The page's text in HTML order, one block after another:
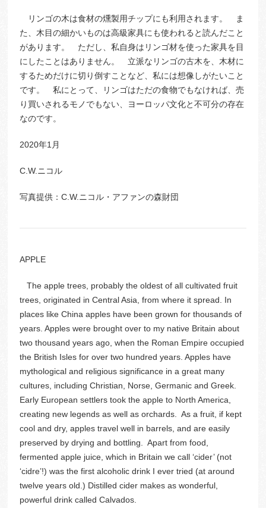
リンゴの木は食材の燻製用チップにも利用されます。 ま
た、木目の細かいものは高級家具にも使われると読んだこと
があります。 ただし、私自身はリンゴ材を使った家具を目
にしたことはありません。 立派なリンゴの古木を、木材に
するためだけに切り倒すことなど、私には想像しがたいこと
です。 私にとって、リンゴはただの食物でもなければ、売
り買いされるモノでもない、ヨーロッパ文化と不可分の存在
なのです。
2020年1月
C.W.ニコル
写真提供：C.W.ニコル・アファンの森財団
APPLE
The apple trees, probably the oldest of all cultivated fruit
trees, originated in Central Asia, from where it spread. In
places like China apples have been grown for thousands of
years. Apples were brought over to my native Britain about
two thousand years ago, when the Roman Empire occupied
the British Isles for over two hundred years. Apples have
mythological and religious significance in a great many
cultures, including Christian, Norse, Germanic and Greek.
Early European settlers took the apple to North America,
creating new legends as well as orchards. As a fruit, if kept
cool and dry, apples travel well in barrels, and are easily
preserved by drying and bottling. Apart from food,
fermented apple juice, which in Britain we call ‘cider’ (not
‘cidre’!) was the first alcoholic drink I ever tried (at around
twelve years old.) Distilled cider makes as wonderful,
powerful drink called Calvados.